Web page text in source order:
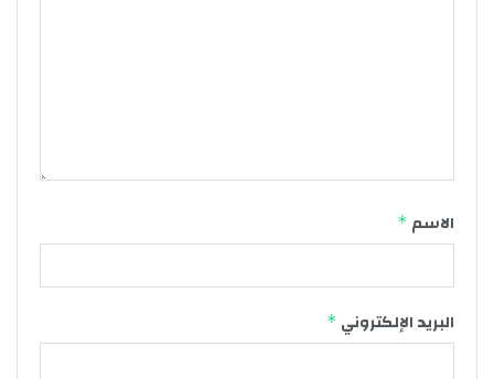
الاسم *
البريد الإلكتروني *